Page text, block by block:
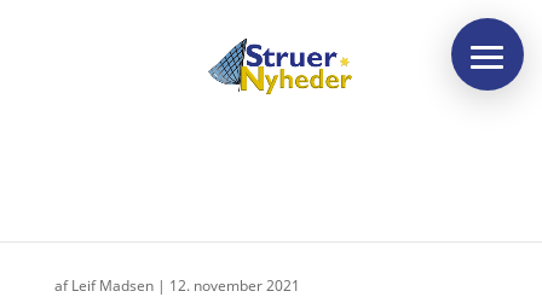
afLeif Madsen| 12. november 2021